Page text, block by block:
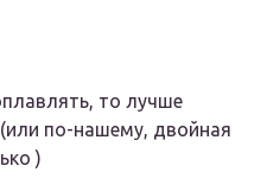
то лучше
по-нашему, двойная
)